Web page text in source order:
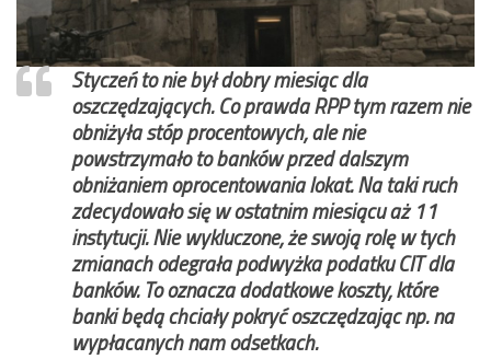
Styczeń to nie był dobry miesiąc dla
oszczędzających. Co prawda RPP tym razem nie
obniżyła stóp procentowych, ale nie
powstrzymało to banków przed dalszym
obniżaniem oprocentowania lokat. Na taki ruch
zdecydowało się w ostatnim miesiącu aż 11
instytucji. Nie wykluczone, że swoją rolę w tych
zmianach odegrała podwyżka podatku CIT dla
banków. To oznacza dodatkowe koszty, które
banki będą chciały pokryć oszczędzając np. na
wypłacanych nam odsetkach.